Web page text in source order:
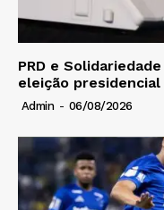
PRD e
eleição presidencial
Admin - 06/08/2026